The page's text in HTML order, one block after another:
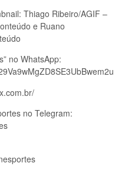
Thiago Ribeiro/AGIF –
e Ruano
no WhatsApp:
no Telegram: